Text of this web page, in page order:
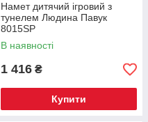
Намет дитячий ігровий з
тунелем Людина Павук
8015SP
В наявності
1 416 ₴
Купити